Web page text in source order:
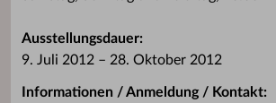
Ausstellungsdauer:
9. Juli 2012 – 28. Oktober 2012
Informationen / Anmeldung / Kontakt: